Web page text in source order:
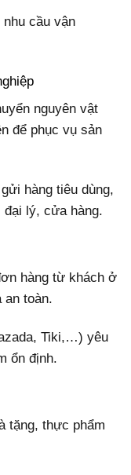
cầu vận
nguyên vật
để phục vụ sản
hàng tiêu dùng,
đại lý, cửa hàng.
hàng từ khách ở
an toàn.
Tiki,…) yêu
ổn định.
tặng, thực phẩm